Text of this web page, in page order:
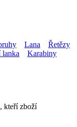
Lana
Řetězy
lanka Karabiny
kteří zboží